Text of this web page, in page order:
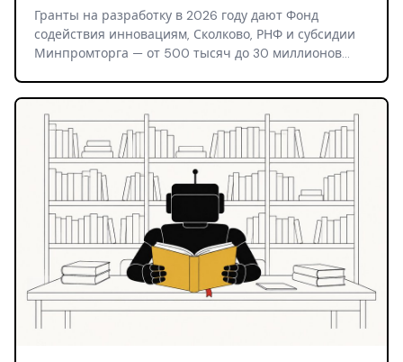
Гранты на разработку в 2026 году дают Фонд
содействия инновациям, Сколково, РНФ и субсидии
Минпромторга — от 500 тысяч до 30 миллионов…